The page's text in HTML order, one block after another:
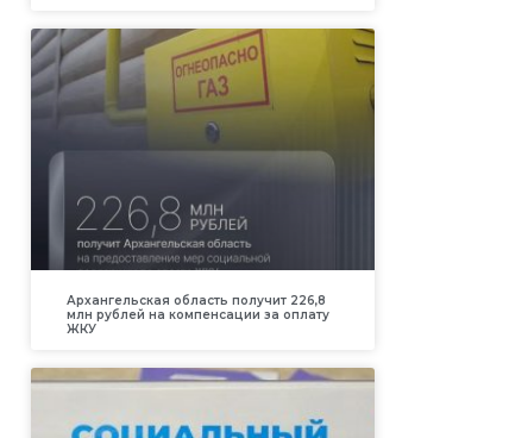
Архангельская область получит 226,8
млн рублей на компенсации за оплату
ЖКУ